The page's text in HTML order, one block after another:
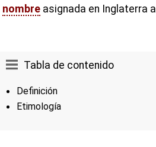
nombre asignada en Inglaterra al
Tabla de contenido
Definición
Etimología